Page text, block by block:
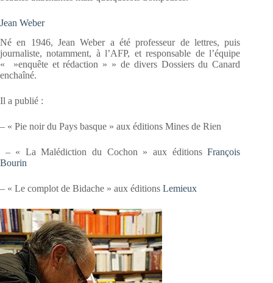
Jean Weber
Né en 1946, Jean Weber a été professeur de lettres, puis
journaliste, notamment, à l’AFP, et responsable de l’équipe
« »enquête et rédaction » » de divers Dossiers du Canard
enchaîné.
Il a publié :
– « Pie noir du Pays basque » aux éditions Mines de Rien
– « La Malédiction du Cochon » aux éditionsFrançois
Bourin
– « Le complot de Bidache » aux éditions Lemieux